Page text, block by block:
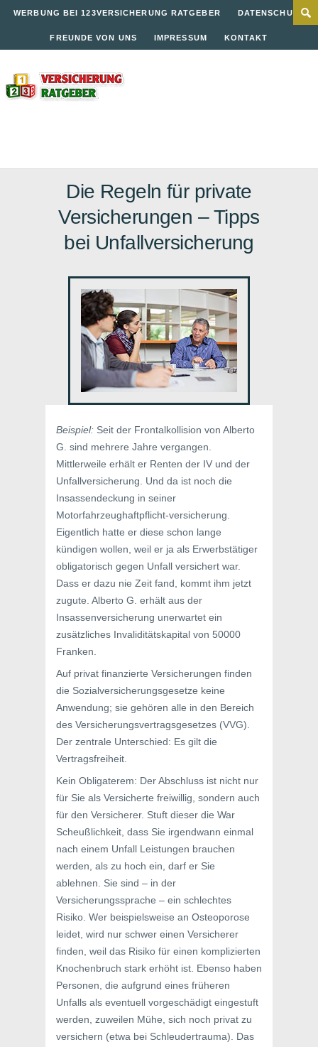
WERBUNG BEI 123VERSICHERUNG RATGEBER DATENSCHUTZ
FREUNDE VON UNS IMPRESSUM KONTAKT
Die Regeln für private
Versicherungen – Tipps
bei Unfallversicherung
Beispiel: Seit der Frontalkollision von Alberto
G. sind mehrere Jahre vergangen.
Mittlerweile erhält er Renten der IV und der
Unfallversicherung. Und da ist noch die
Insassendeckung in seiner
Motorfahrzeughaftpflicht-versicherung.
Eigentlich hatte er diese schon lange
kündigen wollen, weil er ja als Erwerbstätiger
obligatorisch gegen Unfall versichert war.
Dass er dazu nie Zeit fand, kommt ihm jetzt
zugute. Alberto G. erhält aus der
Insassenversicherung unerwartet ein
zusätzliches Invaliditätskapital von 50000
Franken.
Auf privat finanzierte Versicherungen finden
die Sozialversicherungsgesetze keine
Anwendung; sie gehören alle in den Bereich
des Versicherungsvertragsgesetzes (VVG).
Der zentrale Unterschied: Es gilt die
Vertragsfreiheit.
Kein Obligaterem: Der Abschluss ist nicht nur
für Sie als Versicherte freiwillig, sondern auch
für den Versicherer. Stuft dieser die War
Scheußlichkeit, dass Sie irgendwann einmal
nach einem Unfall Leistungen brauchen
werden, als zu hoch ein, darf er Sie
ablehnen. Sie sind – in der
Versicherungssprache – ein schlechtes
Risiko. Wer beispielsweise an Osteoporose
leidet, wird nur schwer einen Versicherer
finden, weil das Risiko für einen komplizierten
Knochenbruch stark erhöht ist. Ebenso haben
Personen, die aufgrund eines früheren
Unfalls als eventuell vorgeschädigt eingestuft
werden, zuweilen Mühe, sich noch privat zu
versichern (etwa bei Schleudertrauma). Das